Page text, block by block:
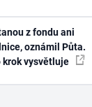
z fondu ani
oznámil Půta.
vysvětluje